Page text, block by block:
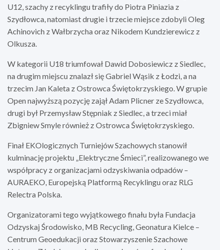
U12, szachy z recyklingu trafiły do Piotra Piniazia z
Szydłowca, natomiast drugie i trzecie miejsce zdobyli Oleg
Achinovich z Wałbrzycha oraz Nikodem Kundzierewicz z
Olkusza.
W kategorii U18 triumfował Dawid Dobosiewicz z Siedlec,
na drugim miejscu znalazł się Gabriel Wąsik z Łodzi, a na
trzecim Jan Kaleta z Ostrowca Świętokrzyskiego. W grupie
Open najwyższą pozycję zajął Adam Plicner ze Szydłowca,
drugi był Przemysław Stępniak z Siedlec, a trzeci miał
Zbigniew Smyle również z Ostrowca Świętokrzyskiego.
Finał EKOlogicznych Turniejów Szachowych stanowił
kulminację projektu „Elektryczne Śmieci”, realizowanego we
współpracy z organizacjami odzyskiwania odpadów –
AURAEKO, Europejską Platformą Recyklingu oraz RLG
Relectra Polska.
Organizatorami tego wyjątkowego finału była Fundacja
Odzyskaj Środowisko, MB Recycling, Geonatura Kielce –
Centrum Geoedukacji oraz Stowarzyszenie Szachowe